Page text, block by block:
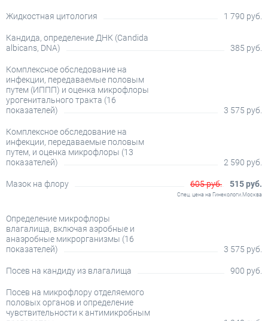
Жидкостная цитология 1 790 руб.
Кандида, определение ДНК (Candida
albicans, DNA)
385 руб.
Комплексное обследование на
инфекции, передаваемые половым
путем (ИППП) и оценка микрофлоры
урогенитального тракта (16
показателей)
3 575 руб.
Комплексное обследование на
инфекции, передаваемые половым
путем, и оценка микрофлоры (13
показателей)
2 590 руб.
Мазок на флору 605 руб. 515 руб.
Спец. цена на Гинекологи.Москва
Определение микрофлоры
влагалища, включая аэробные и
анаэробные микрорганизмы (16
показателей)
3 575 руб.
Посев на кандиду из влагалища 900 руб.
Посев на микрофлору отделяемого
половых органов и определение
чувствительности к антимикробным